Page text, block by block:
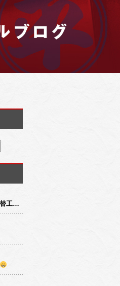
一宮市パッケージエアコン取替工事